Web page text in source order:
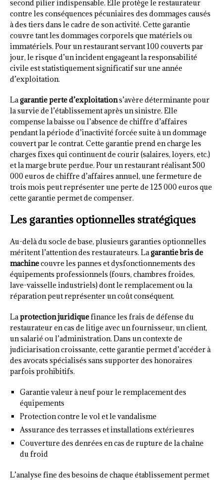
second pilier indispensable. Elle protège le restaurateur
contre les conséquences pécuniaires des dommages causés
à des tiers dans le cadre de son activité. Cette garantie
couvre tant les dommages corporels que matériels ou
immatériels. Pour un restaurant servant 100 couverts par
jour, le risque d’un incident engageant la responsabilité
civile est statistiquement significatif sur une année
d’exploitation.
Lagarantie perte d’exploitations’avère déterminante pour
la survie de l’établissement après un sinistre. Elle
compense la baisse ou l’absence de chiffre d’affaires
pendant la période d’inactivité forcée suite à un dommage
couvert par le contrat. Cette garantie prend en charge les
charges fixes qui continuent de courir (salaires, loyers, etc.)
et la marge brute perdue. Pour un restaurant réalisant 500
000 euros de chiffre d’affaires annuel, une fermeture de
trois mois peut représenter une perte de 125 000 euros que
cette garantie permet de compenser.
Les garanties optionnelles stratégiques
Au-delà du socle de base, plusieurs garanties optionnelles
méritent l’attention des restaurateurs. Lagarantie bris de
machinecouvre les pannes et dysfonctionnements des
équipements professionnels (fours, chambres froides,
lave-vaisselle industriels) dont le remplacement ou la
réparation peut représenter un coût conséquent.
Laprotection juridiquefinance les frais de défense du
restaurateur en cas de litige avec un fournisseur, un client,
un salarié ou l’administration. Dans un contexte de
judiciarisation croissante, cette garantie permet d’accéder à
des avocats spécialisés sans supporter des honoraires
parfois prohibitifs.
Garantie valeur à neuf pour le remplacement des
équipements
Protection contre le vol et le vandalisme
Assurance des terrasses et installations extérieures
Couverture des denrées en cas de rupture de la chaîne
du froid
L’analyse fine des besoins de chaque établissement permet